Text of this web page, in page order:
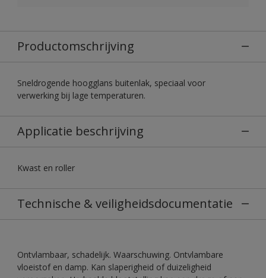
Productomschrijving
Sneldrogende hoogglans buitenlak, speciaal voor
verwerking bij lage temperaturen.
Applicatie beschrijving
Kwast en roller
Technische & veiligheidsdocumentatie
Ontvlambaar, schadelijk. Waarschuwing. Ontvlambare
vloeistof en damp. Kan slaperigheid of duizeligheid